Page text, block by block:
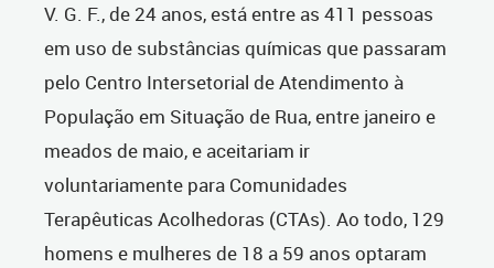
V. G. F., de 24 anos, está entre as 411 pessoas
em uso de substâncias químicas que passaram
pelo Centro Intersetorial de Atendimento à
População em Situação de Rua, entre janeiro e
meados de maio, e aceitariam ir
voluntariamente para Comunidades
Terapêuticas Acolhedoras (CTAs). Ao todo, 129
homens e mulheres de 18 a 59 anos optaram